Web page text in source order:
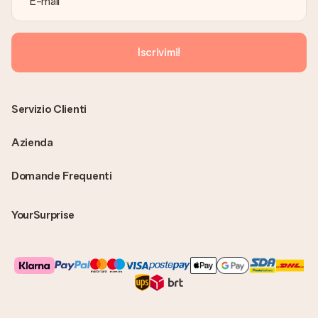
Iscrivimi!
Domande Frequenti
YourSurprise
Servizio Clienti
Azienda